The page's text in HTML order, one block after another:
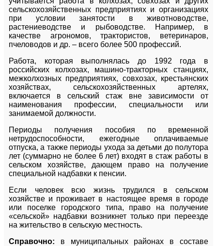
сельскохозяйственных предприятиях и организациях
при условии занятости в животноводстве,
растениеводстве и рыбоводстве. Например, в
качестве агрономов, трактористов, ветеринаров,
пчеловодов и др. – всего более 500 профессий.
Работа, которая выполнялась до 1992 года в
российских колхозах, машино-тракторных станциях,
межколхозных предприятиях, совхозах, крестьянских
хозяйствах, сельскохозяйственных артелях,
включается в сельский стаж вне зависимости от
наименования профессии, специальности или
занимаемой должности.
Периоды получения пособия по временной
нетрудоспособности, ежегодные оплачиваемые
отпуска, а также периоды ухода за детьми до полутора
лет (суммарно не более 6 лет) входят в стаж работы в
сельском хозяйстве, дающем право на получение
специальной надбавки к пенсии.
Если человек всю жизнь трудился в сельском
хозяйстве и проживает в настоящее время в городе
или поселке городского типа, право на получение
«сельской» надбавки возникнет только при переезде
на жительство в сельскую местность.
Справочно: в муниципальных районах в составе